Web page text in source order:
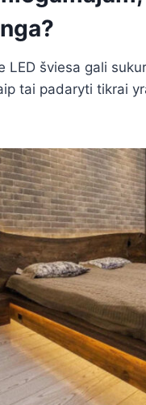
LED šviesa gali
tai padaryti tikrai